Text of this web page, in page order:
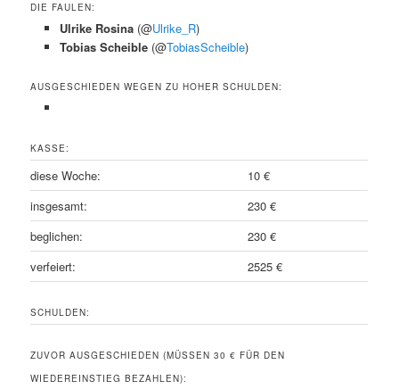
DIE FAULEN:
Ulrike Rosina (@Ulrike_R)
Tobias Scheible (@TobiasScheible)
AUSGESCHIEDEN WEGEN ZU HOHER SCHULDEN:
KASSE:
diese Woche:
10 €
insgesamt:
230 €
beglichen:
230 €
verfeiert:
2525 €
SCHULDEN:
ZUVOR AUSGESCHIEDEN (MÜSSEN 30 € FÜR DEN
WIEDEREINSTIEG BEZAHLEN):